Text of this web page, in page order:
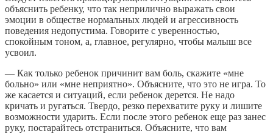
объяснить ребенку, что так неприлично выражать свои
эмоции в обществе нормальных людей и агрессивность
поведения недопустима. Говорите с уверенностью,
спокойным тоном, а, главное, регулярно, чтобы малыш все
усвоил.
— Как только ребенок причинит вам боль, скажите «мне
больно» или «мне неприятно». Объясните, что это не игра. То
же касается и ситуаций, если ребенок дерется. Не надо
кричать и ругаться. Твердо, резко перехватите руку и лишите
возможности ударить. Если после этого ребенок еще раз занес
руку, постарайтесь отстраниться. Объясните, что вам